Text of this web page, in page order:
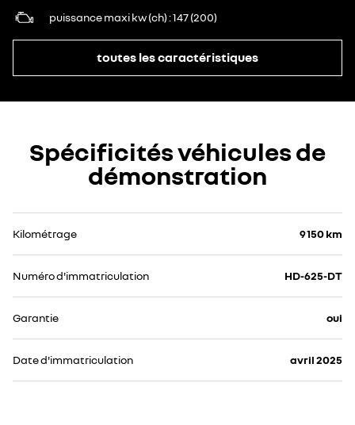
puissance maxi kw (ch) 147 (200)
toutes les caractéristiques
Spécificités véhicules de
démonstration
Kilométrage 9 150 km
Numéro d'immatriculation HD-625-DT
Garantie oui
Date d'immatriculation avril 2025